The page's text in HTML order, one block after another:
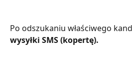
Po odszukaniu właściwego
wysyłki SMS (kopertę).